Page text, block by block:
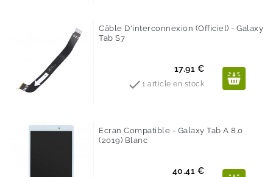
Câble D'interconnexion (Officiel) - Galaxy
Tab S7
Prix
17.91 €
1 article en stock
Ecran Compatible - Galaxy Tab A 8.0
(2019) Blanc
Prix
40.41 €